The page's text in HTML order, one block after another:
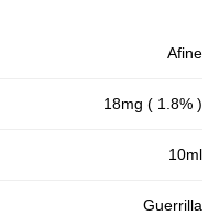
Afine
18mg ( 1.8% )
10ml
Guerrilla